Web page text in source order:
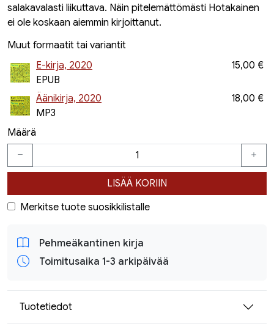
salakavalasti liikuttava. Näin pitelemättömästi Hotakainen
ei ole koskaan aiemmin kirjoittanut.
Muut formaatit tai variantit
E-kirja, 2020
EPUB
15,00 €
Äänikirja, 2020
MP3
18,00 €
Määrä
LISÄÄ KORIIN
Merkitse tuote suosikkilistalle
Pehmeäkantinen kirja
Toimitusaika 1-3 arkipäivää
Tuotetiedot